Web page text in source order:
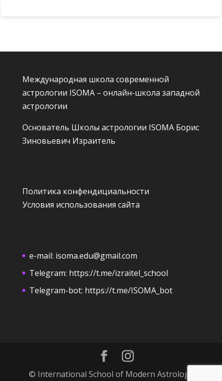
Международная школа современной
астрологии ISOMA – онлайн-школа западной
астрологии
Основатель Школы астрологии ISOMA Борис
Зиновьевич Израитель
Политика конфендициальности
Условия использования сайта
e-mail: isoma.edu@gmail.com
Telegram: https://t.me/izraitel_school
Telegram-bot: https://t.me/ISOMA_bot
© International School of Modern Astrology